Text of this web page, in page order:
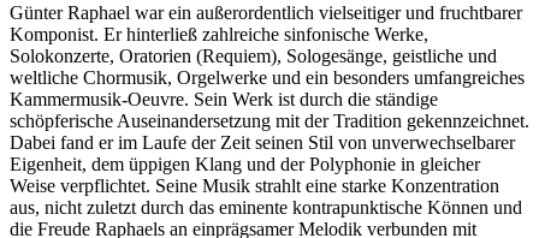
Günter Raphael war ein außerordentlich vielseitiger und fruchtbarer
Komponist. Er hinterließ zahlreiche sinfonische Werke,
Solokonzerte, Oratorien (Requiem), Sologesänge, geistliche und
weltliche Chormusik, Orgelwerke und ein besonders umfangreiches
Kammermusik-Oeuvre. Sein Werk ist durch die ständige
schöpferische Auseinandersetzung mit der Tradition gekennzeichnet.
Dabei fand er im Laufe der Zeit seinen Stil von unverwechselbarer
Eigenheit, dem üppigen Klang und der Polyphonie in gleicher
Weise verpflichtet. Seine Musik strahlt eine starke Konzentration
aus, nicht zuletzt durch das eminente kontrapunktische Können und
die Freude Raphaels an einprägsamer Melodik verbunden mit